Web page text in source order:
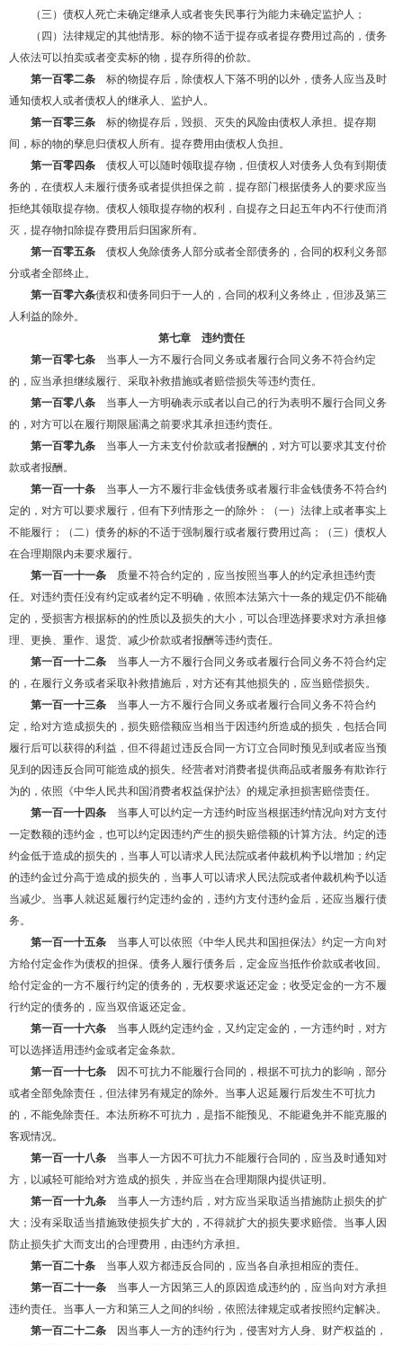
（三）债权人死亡未确定继承人或者丧失民事行为能力未确定监护人；
（四）法律规定的其他情形。标的物不适于提存或者提存费用过高的，债务
人依法可以拍卖或者变卖标的物，提存所得的价款。
第一百零二条 标的物提存后，除债权人下落不明的以外，债务人应当及时
通知债权人或者债权人的继承人、监护人。
第一百零三条 标的物提存后，毁损、灭失的风险由债权人承担。提存期
间，标的物的孳息归债权人所有。提存费用由债权人负担。
第一百零四条 债权人可以随时领取提存物，但债权人对债务人负有到期债
务的，在债权人未履行债务或者提供担保之前，提存部门根据债务人的要求应当
拒绝其领取提存物。债权人领取提存物的权利，自提存之日起五年内不行使而消
灭，提存物扣除提存费用后归国家所有。
第一百零五条 债权人免除债务人部分或者全部债务的，合同的权利义务部
分或者全部终止。
第一百零六条债权和债务同归于一人的，合同的权利义务终止，但涉及第三
人利益的除外。
第七章 违约责任
第一百零七条 当事人一方不履行合同义务或者履行合同义务不符合约定
的，应当承担继续履行、采取补救措施或者赔偿损失等违约责任。
第一百零八条 当事人一方明确表示或者以自己的行为表明不履行合同义务
的，对方可以在履行期限届满之前要求其承担违约责任。
第一百零九条 当事人一方未支付价款或者报酬的，对方可以要求其支付价
款或者报酬。
第一百一十条 当事人一方不履行非金钱债务或者履行非金钱债务不符合约
定的，对方可以要求履行，但有下列情形之一的除外：（一）法律上或者事实上
不能履行；（二）债务的标的不适于强制履行或者履行费用过高；（三）债权人
在合理期限内未要求履行。
第一百一十一条 质量不符合约定的，应当按照当事人的约定承担违约责
任。对违约责任没有约定或者约定不明确，依照本法第六十一条的规定仍不能确
定的，受损害方根据标的的性质以及损失的大小，可以合理选择要求对方承担修
理、更换、重作、退货、减少价款或者报酬等违约责任。
第一百一十二条 当事人一方不履行合同义务或者履行合同义务不符合约定
的，在履行义务或者采取补救措施后，对方还有其他损失的，应当赔偿损失。
第一百一十三条 当事人一方不履行合同义务或者履行合同义务不符合约
定，给对方造成损失的，损失赔偿额应当相当于因违约所造成的损失，包括合同
履行后可以获得的利益，但不得超过违反合同一方订立合同时预见到或者应当预
见到的因违反合同可能造成的损失。经营者对消费者提供商品或者服务有欺诈行
为的，依照《中华人民共和国消费者权益保护法》的规定承担损害赔偿责任。
第一百一十四条 当事人可以约定一方违约时应当根据违约情况向对方支付
一定数额的违约金，也可以约定因违约产生的损失赔偿额的计算方法。约定的违
约金低于造成的损失的，当事人可以请求人民法院或者仲裁机构予以增加；约定
的违约金过分高于造成的损失的，当事人可以请求人民法院或者仲裁机构予以适
当减少。当事人就迟延履行约定违约金的，违约方支付违约金后，还应当履行债
务。
第一百一十五条 当事人可以依照《中华人民共和国担保法》约定一方向对
方给付定金作为债权的担保。债务人履行债务后，定金应当抵作价款或者收回。
给付定金的一方不履行约定的债务的，无权要求返还定金；收受定金的一方不履
行约定的债务的，应当双倍返还定金。
第一百一十六条 当事人既约定违约金，又约定定金的，一方违约时，对方
可以选择适用违约金或者定金条款。
第一百一十七条
因不可抗力不能履行合同的，根据不可抗力的影响，部分
或者全部免除责任，但法律另有规定的除外。当事人迟延履行后发生不可抗力
的，不能免除责任。本法所称不可抗力，是指不能预见、不能避免并不能克服的
客观情况。
第一百一十八条 当事人一方因不可抗力不能履行合同的，应当及时通知对
方，以减轻可能给对方造成的损失，并应当在合理期限内提供证明。
第一百一十九条 当事人一方违约后，对方应当采取适当措施防止损失的扩
大；没有采取适当措施致使损失扩大的，不得就扩大的损失要求赔偿。当事人因
防止损失扩大而支出的合理费用，由违约方承担。
第一百二十条 当事人双方都违反合同的，应当各自承担相应的责任。
第一百二十一条 当事人一方因第三人的原因造成违约的，应当向对方承担
违约责任。当事人一方和第三人之间的纠纷，依照法律规定或者按照约定解决。
第一百二十二条
因当事人一方的违约行为，侵害对方人身、财产权益的，